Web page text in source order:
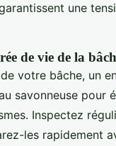
une
de vie de la
de votre bâche, un
savonneuse pour
Inspectez
les rapidement